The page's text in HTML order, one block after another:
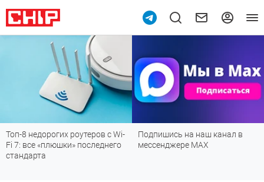
роутеров с Wi-
последнего
Подпишись на наш канал в
мессенджере МАХ
Рейтинг